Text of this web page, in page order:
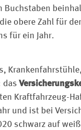
obere Zahl für
für ein Jahr.
das
Kraftfahrzeug-
und ist bei
schwarz auf